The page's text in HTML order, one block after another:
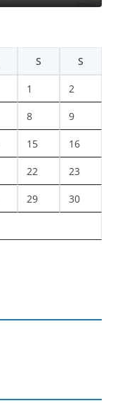
S S
1 2
8 9
15 16
22 23
29 30